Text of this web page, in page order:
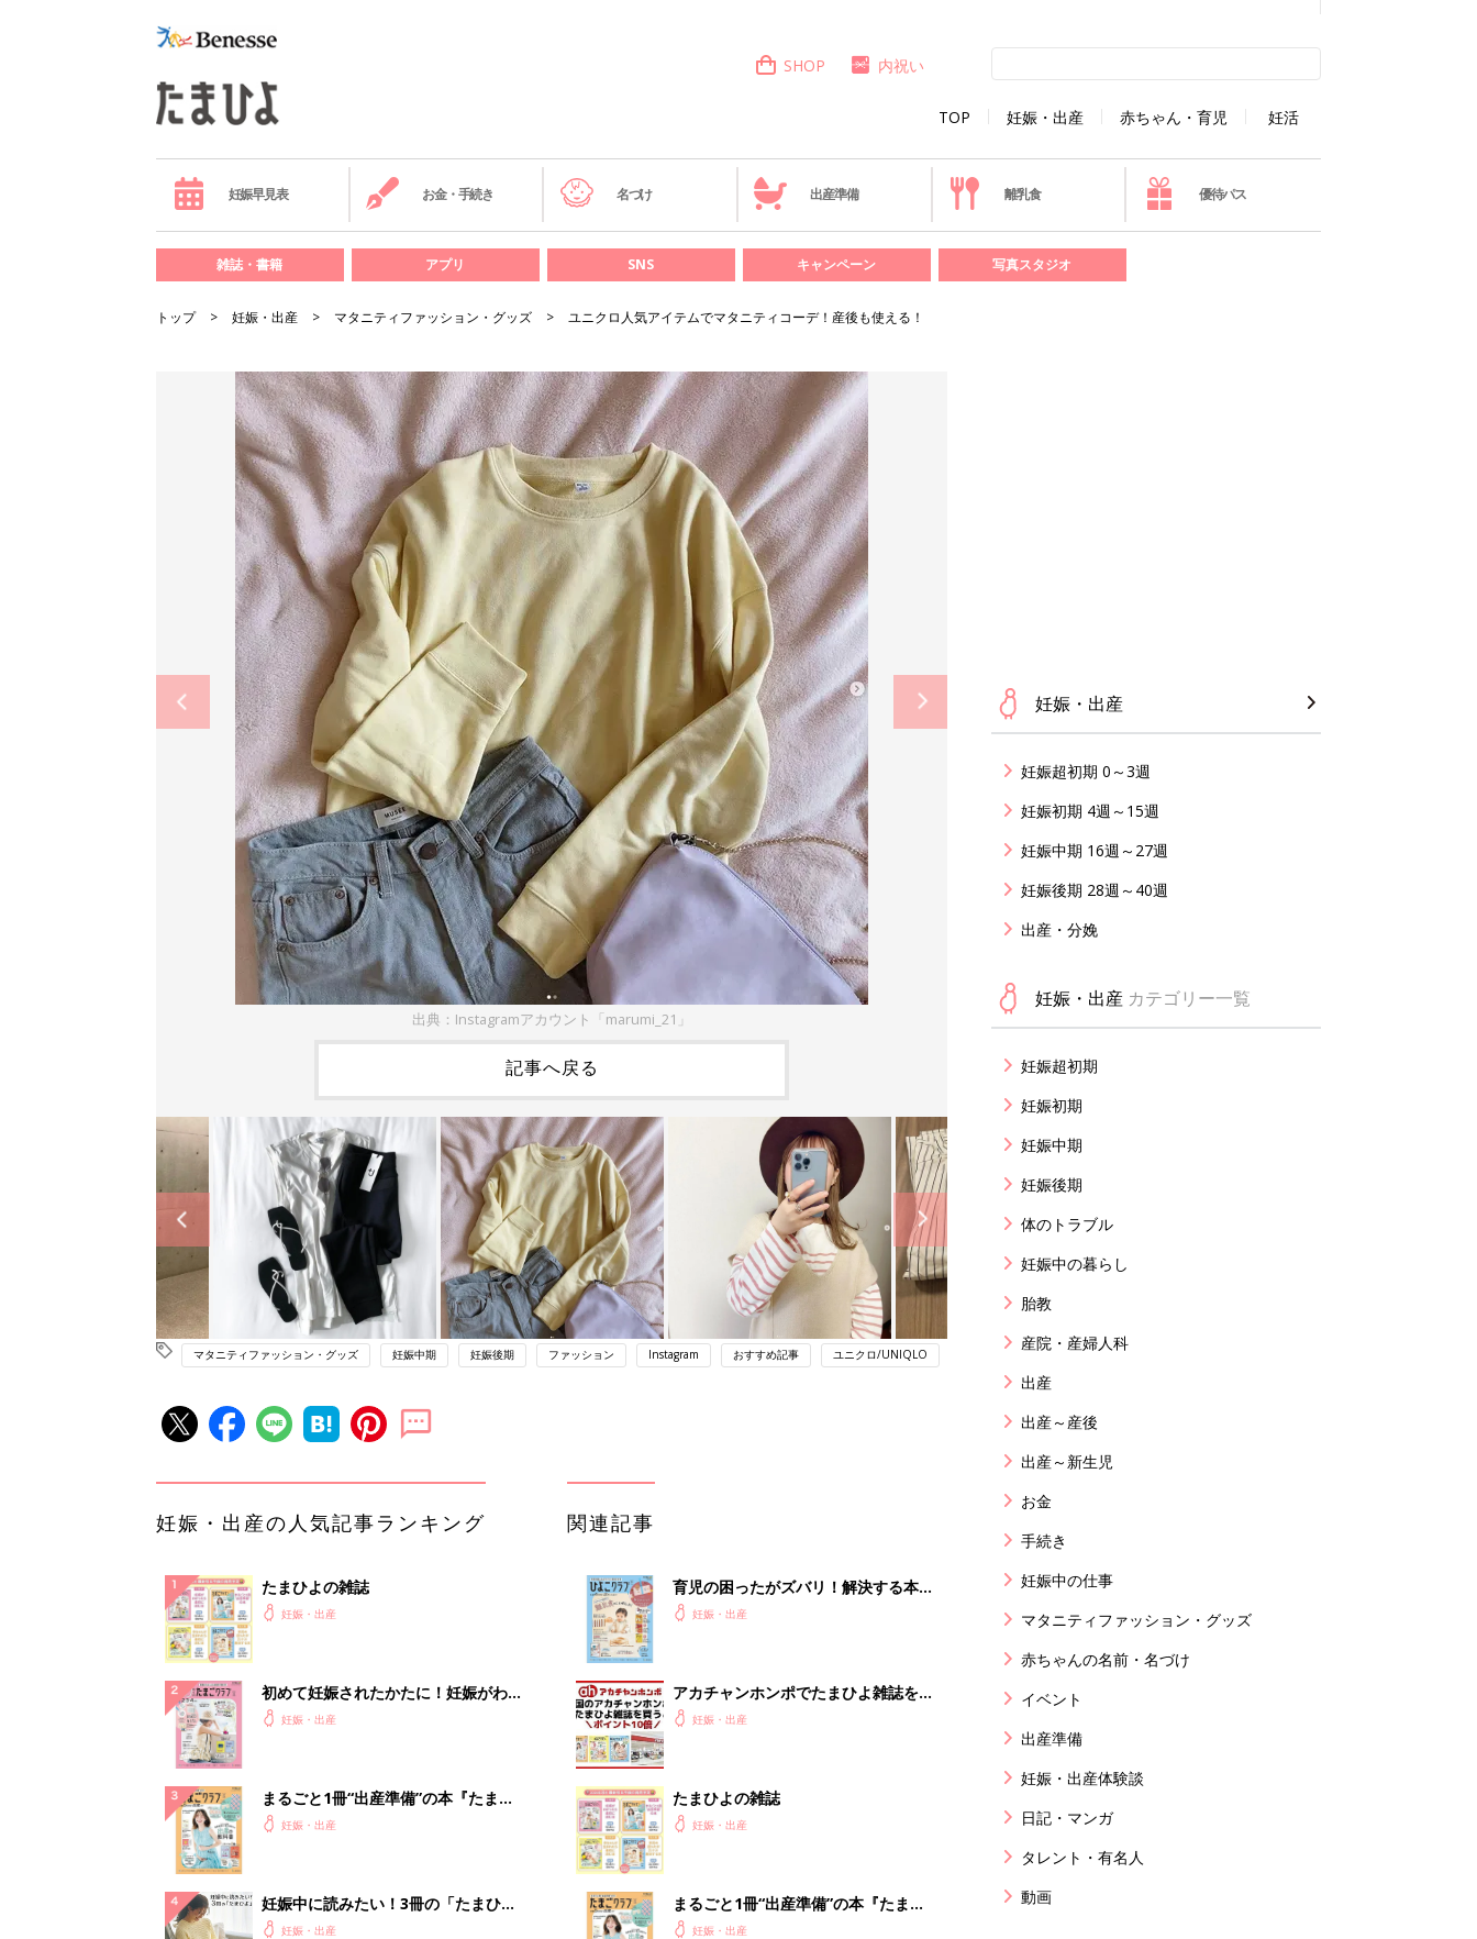
TOP 妊娠・出産 赤ちゃん・育児 妊活
SHOP 内祝い
妊娠早見表 お金・手続き 名づけ 出産準備 離乳食 優待パス
雑誌・書籍 アプリ SNS キャンペーン 写真スタジオ
トップ 妊娠・出産 マタニティファッション・グッズ ユニクロ人気アイテムでマタニティコーデ！産後も使える！
出典：Instagramアカウント「marumi_21」
記事へ戻る
マタニティファッション・グッズ 妊娠中期 妊娠後期 ファッション Instagram おすすめ記事 ユニクロ/UNIQLO
妊娠・出産の人気記事ランキング
たまひよの雑誌
妊娠・出産
初めて妊娠されたかたに！妊娠がわか
ったら最初に読む本『初めてのたまご
妊娠・出産
まるごと1冊“出産準備”の本『たまご
クラブ 夏号』〈スペシャル大特集〉
妊娠・出産
妊娠中に読みたい！3冊の「たまひ
よ」妊娠・出産
関連記事
育児の困ったがズバリ！解決する本
『ひよこクラブ 秋号』 4カ月～2才
妊娠・出産
アカチャンホンポでたまひよ雑誌を買
うとポイント10倍【期間限定】
妊娠・出産
たまひよの雑誌
妊娠・出産
まるごと1冊“出産準備”の本『たまご
クラブ 夏号』〈スペシャル大特集〉
妊娠・出産
妊娠・出産
妊娠超初期 0～3週
妊娠初期 4週～15週
妊娠中期 16週～27週
妊娠後期 28週～40週
出産・分娩
妊娠・出産 カテゴリー一覧
妊娠超初期
妊娠初期
妊娠中期
妊娠後期
体のトラブル
妊娠中の暮らし
胎教
産院・産婦人科
出産
出産～産後
出産～新生児
お金
手続き
妊娠中の仕事
マタニティファッション・グッズ
赤ちゃんの名前・名づけ
イベント
出産準備
妊娠・出産体験談
日記・マンガ
タレント・有名人
動画